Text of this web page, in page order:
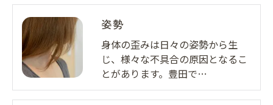
姿勢
身体の歪みは日々の姿勢から生
じ、様々な不具合の原因となるこ
とがあります。豊田で…